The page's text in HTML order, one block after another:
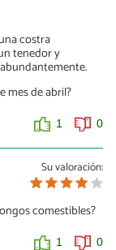
costra
tenedor y
mes de abril?
1 0
Su valoración:
comestibles?
1 0